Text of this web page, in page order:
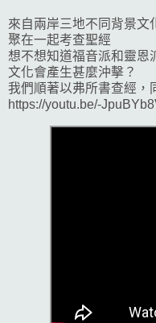
來自兩岸三地不同背景文
聚在一起考查聖經
想不想知道福音派和靈恩
文化會產生甚麼沖擊？
我們順著以弗所書查經，
https://youtu.be/-